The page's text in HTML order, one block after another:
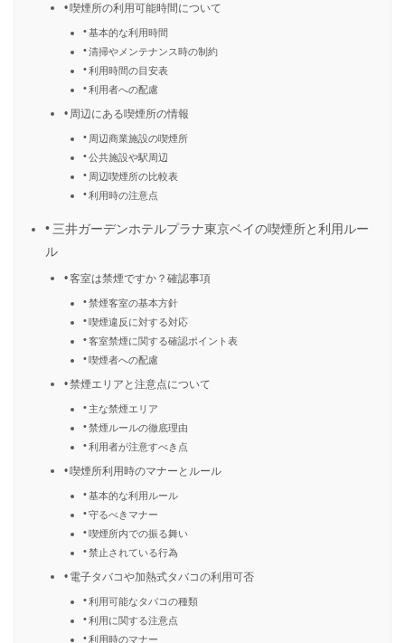
喫煙所の利用可能時間について
基本的な利用時間
清掃やメンテナンス時の制約
利用時間の目安表
利用者への配慮
周辺にある喫煙所の情報
周辺商業施設の喫煙所
公共施設や駅周辺
周辺喫煙所の比較表
利用時の注意点
三井ガーデンホテルプラナ東京ベイの喫煙所と利用ルー
ル
客室は禁煙ですか？確認事項
禁煙客室の基本方針
喫煙違反に対する対応
客室禁煙に関する確認ポイント表
喫煙者への配慮
禁煙エリアと注意点について
主な禁煙エリア
禁煙ルールの徹底理由
利用者が注意すべき点
喫煙所利用時のマナーとルール
基本的な利用ルール
守るべきマナー
喫煙所内での振る舞い
禁止されている行為
電子タバコや加熱式タバコの利用可否
利用可能なタバコの種類
利用に関する注意点
利用時のマナー